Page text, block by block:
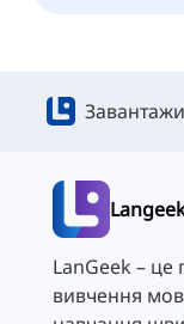
LanGeek –
вивчення